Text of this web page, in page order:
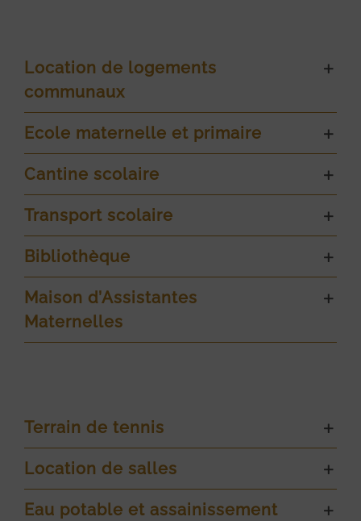
Location de logements
communaux
Ecole maternelle et primaire
Cantine scolaire
Transport scolaire
Bibliothèque
Maison d’Assistantes
Maternelles
Terrain de tennis
Location de salles
Eau potable et assainissement